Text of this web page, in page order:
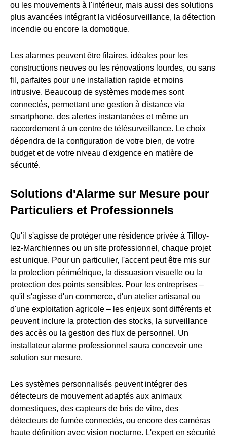
ou les mouvements à l'intérieur, mais aussi des solutions
plus avancées intégrant la vidéosurveillance, la détection
incendie ou encore la domotique.
Les alarmes peuvent être filaires, idéales pour les
constructions neuves ou les rénovations lourdes, ou sans
fil, parfaites pour une installation rapide et moins
intrusive. Beaucoup de systèmes modernes sont
connectés, permettant une gestion à distance via
smartphone, des alertes instantanées et même un
raccordement à un centre de télésurveillance. Le choix
dépendra de la configuration de votre bien, de votre
budget et de votre niveau d'exigence en matière de
sécurité.
Solutions d'Alarme sur Mesure pour
Particuliers et Professionnels
Qu'il s'agisse de protéger une résidence privée à Tilloy-
lez-Marchiennes ou un site professionnel, chaque projet
est unique. Pour un particulier, l'accent peut être mis sur
la protection périmétrique, la dissuasion visuelle ou la
protection des points sensibles. Pour les entreprises –
qu'il s'agisse d'un commerce, d'un atelier artisanal ou
d'une exploitation agricole – les enjeux sont différents et
peuvent inclure la protection des stocks, la surveillance
des accès ou la gestion des flux de personnel. Un
installateur alarme professionnel saura concevoir une
solution sur mesure.
Les systèmes personnalisés peuvent intégrer des
détecteurs de mouvement adaptés aux animaux
domestiques, des capteurs de bris de vitre, des
détecteurs de fumée connectés, ou encore des caméras
haute définition avec vision nocturne. L'expert en sécurité